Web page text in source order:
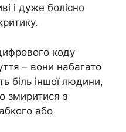
і дуже болісно
коду
– вони набагато
біль іншої людини,
змиритися з
або